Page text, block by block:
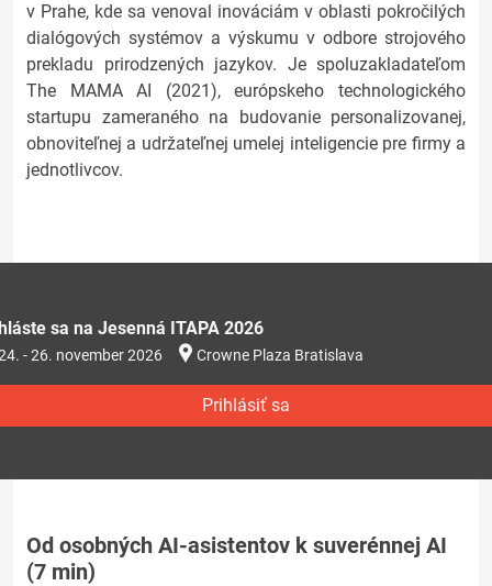
v Prahe, kde sa venoval inováciám v oblasti pokročilých
dialógových systémov a výskumu v odbore strojového
prekladu prirodzených jazykov. Je spoluzakladateľom
The MAMA AI (2021), európskeho technologického
startupu zameraného na budovanie personalizovanej,
obnoviteľnej a udržateľnej umelej inteligencie pre firmy a
jednotlivcov.
sa na Jesenná ITAPA 2026
- 26. november 2026 Crowne Plaza Bratislava
Prihlásiť sa
Od osobných AI-asistentov k suverénnej AI
(7 min)